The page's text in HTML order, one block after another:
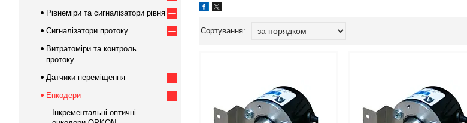
Рівнеміри та сигналізатори рівня
Сигналізатори протоку
Витратоміри та контроль
протоку
Датчики переміщення
Енкодери
Інкрементальні оптичні